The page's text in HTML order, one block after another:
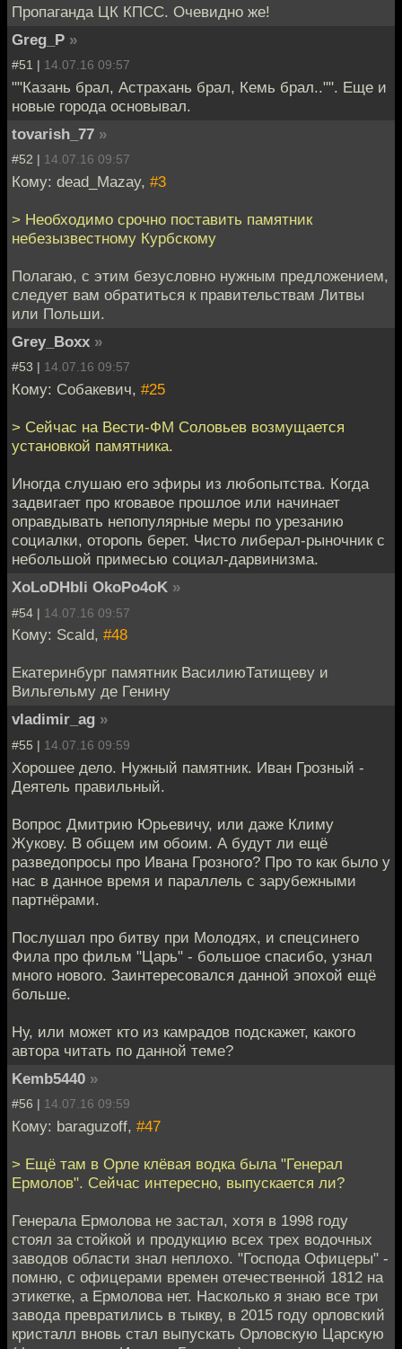
Пропаганда ЦК КПСС. Очевидно же!
Greg_P »
#51 | 14.07.16 09:57
""Казань брал, Астрахань брал, Кемь брал.."". Еще и
новые города основывал.
tovarish_77 »
#52 | 14.07.16 09:57
Кому: dead_Mazay, #3
> Необходимо срочно поставить памятник
небезызвестному Курбскому
Полагаю, с этим безусловно нужным предложением,
следует вам обратиться к правительствам Литвы
или Польши.
Grey_Bоxx »
#53 | 14.07.16 09:57
Кому: Собакевич, #25
> Сейчас на Вести-ФМ Соловьев возмущается
установкой памятника.
Иногда слушаю его эфиры из любопытства. Когда
задвигает про кrовавое прошлое или начинает
оправдывать непопулярные меры по урезанию
социалки, оторопь берет. Чисто либерал-рыночник с
небольшой примесью социал-дарвинизма.
XoLoDHbIi OkoPo4oK »
#54 | 14.07.16 09:57
Кому: Scald, #48
Екатеринбург памятник ВасилиюТатищеву и
Вильгельму де Генину
vladimir_ag »
#55 | 14.07.16 09:59
Хорошее дело. Нужный памятник. Иван Грозный -
Деятель правильный.
Вопрос Дмитрию Юрьевичу, или даже Климу
Жукову. В общем им обоим. А будут ли ещё
разведопросы про Ивана Грозного? Про то как было у
нас в данное время и параллель с зарубежными
партнёрами.
Послушал про битву при Молодях, и спецсинего
Фила про фильм "Царь" - большое спасибо, узнал
много нового. Заинтересовался данной эпохой ещё
больше.
Ну, или может кто из камрадов подскажет, какого
автора читать по данной теме?
Kemb5440 »
#56 | 14.07.16 09:59
Кому: baraguzoff, #47
> Ещё там в Орле клёвая водка была "Генерал
Ермолов". Сейчас интересно, выпускается ли?
Генерала Ермолова не застал, хотя в 1998 году
стоял за стойкой и продукцию всех трех водочных
заводов области знал неплохо. "Господа Офицеры" -
помню, с офицерами времен отечественной 1812 на
этикетке, а Ермолова нет. Насколько я знаю все три
завода превратились в тыкву, в 2015 году орловский
кристалл вновь стал выпускать Орловскую Царскую